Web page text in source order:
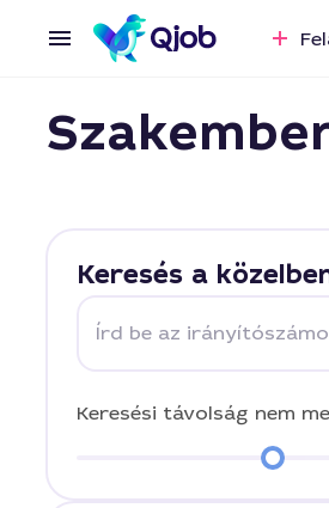
Keresés a
Írd be az
Keresési távolság nem